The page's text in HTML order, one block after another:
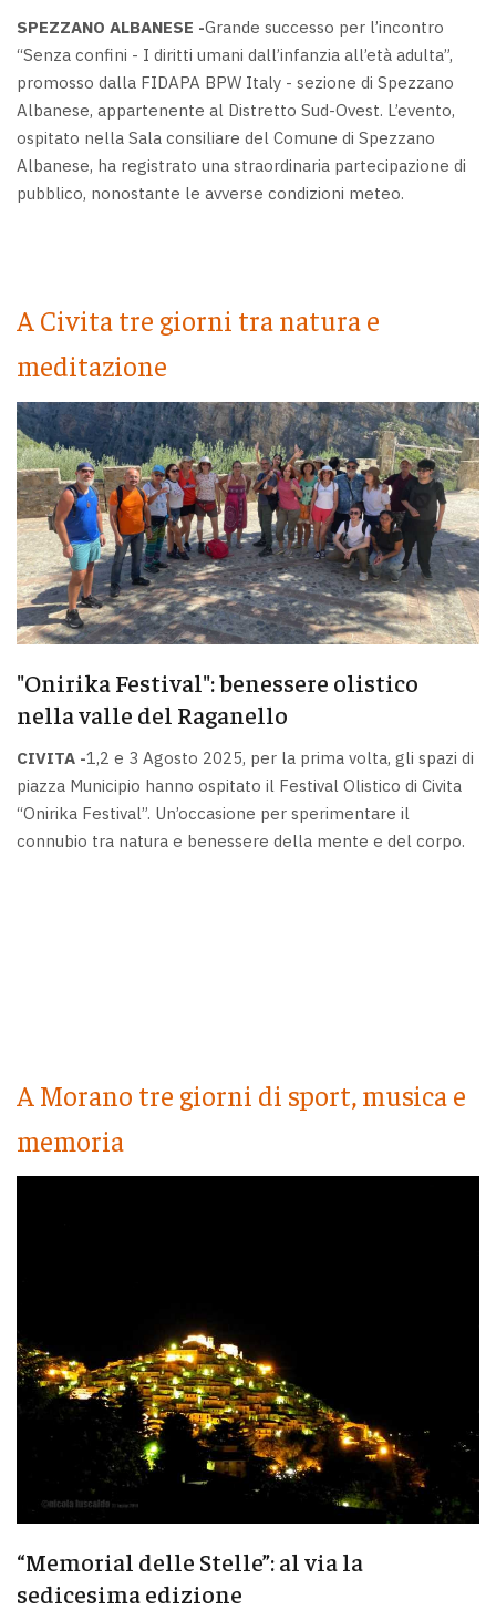
SPEZZANO ALBANESE -Grande successo per l’incontro
“Senza confini - I diritti umani dall’infanzia all’età adulta”,
promosso dalla FIDAPA BPW Italy - sezione di Spezzano
Albanese, appartenente al Distretto Sud-Ovest. L’evento,
ospitato nella Sala consiliare del Comune di Spezzano
Albanese, ha registrato una straordinaria partecipazione di
pubblico, nonostante le avverse condizioni meteo.
A Civita tre giorni tra natura e
meditazione
"Onirika Festival": benessere olistico
nella valle del Raganello
CIVITA -1,2 e 3 Agosto 2025, per la prima volta, gli spazi di
piazza Municipio hanno ospitato il Festival Olistico di Civita
“Onirika Festival”. Un’occasione per sperimentare il
connubio tra natura e benessere della mente e del corpo.
A Morano tre giorni di sport, musica e
memoria
“Memorial delle Stelle”: al via la
sedicesima edizione